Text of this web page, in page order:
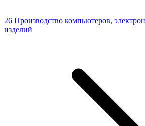
26 Производство компьютеров,
изделий